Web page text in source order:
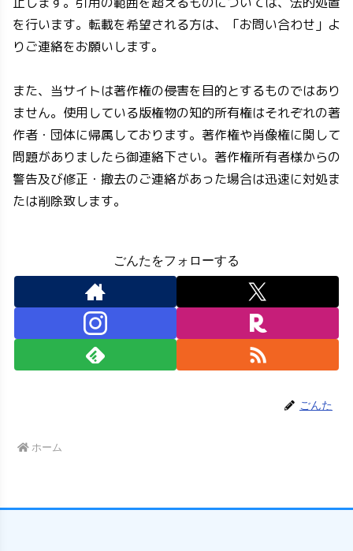
を行います。転載を希望される方は、「お問い合わせ」よ
りご連絡をお願いします。
また、当サイトは著作権の侵害を目的とするものではあり
ません。使用している版権物の知的所有権はそれぞれの著
作者・団体に帰属しております。著作権や肖像権に関して
問題がありましたら御連絡下さい。著作権所有者様からの
警告及び修正・撤去のご連絡があった場合は迅速に対処ま
たは削除致します。
ごんたをフォローする
ごんた
ホーム